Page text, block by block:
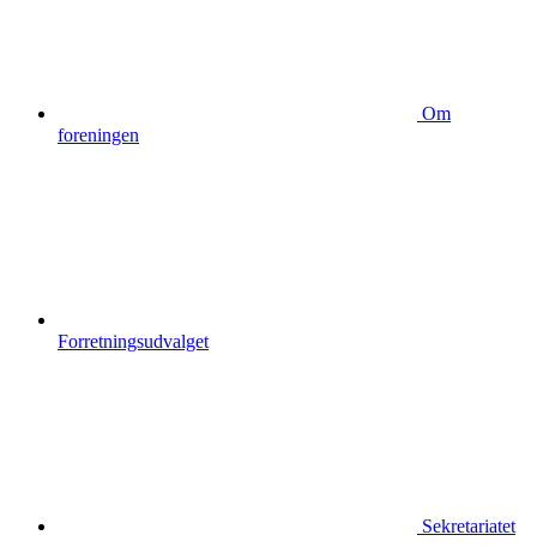
Om
foreningen
Forretningsudvalget
Sekretariatet